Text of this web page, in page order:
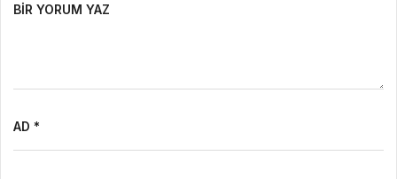
BIR YORUM YAZ
AD *